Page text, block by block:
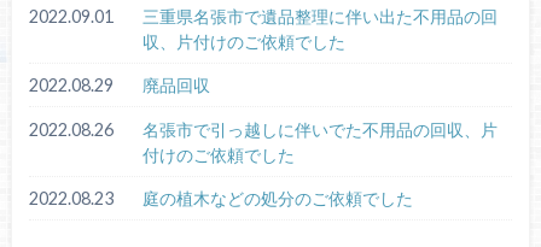
2022.09.01
三重県名張市で遺品整理に伴い出た不用品の回
収、片付けのご依頼でした
2022.08.29 廃品回収
2022.08.26
名張市で引っ越しに伴いでた不用品の回収、片
付けのご依頼でした
2022.08.23 庭の植木などの処分のご依頼でした